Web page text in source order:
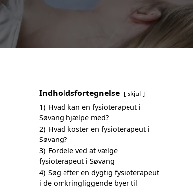
Indholdsfortegnelse skjul
1) Hvad kan en fysioterapeut i
Søvang hjælpe med?
2) Hvad koster en fysioterapeut i
Søvang?
3) Fordele ved at vælge
fysioterapeut i Søvang
4) Søg efter en dygtig fysioterapeut
i de omkringliggende byer til